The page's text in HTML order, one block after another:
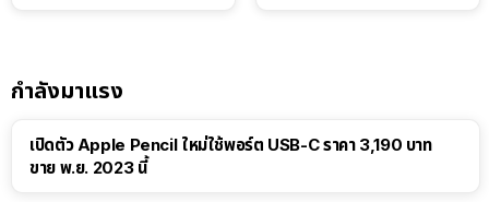
กำลังมาแรง
เปิดตัว Apple Pencil ใหม่ใช้พอร์ต USB-C ราคา 3,190 บาท
ขาย พ.ย. 2023 นี้